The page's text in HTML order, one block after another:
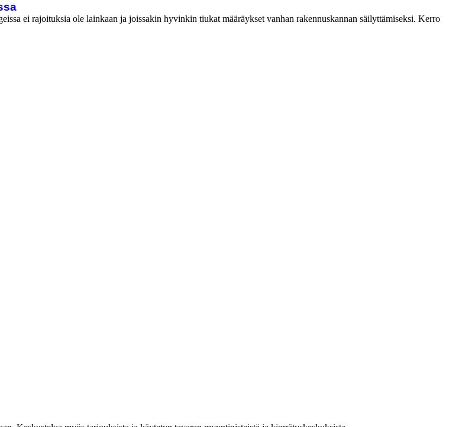
ei rajoituksia ole lainkaan ja joissakin hyvinkin tiukat määräykset vanhan rakennuskannan säilyttämiseksi. Kerro